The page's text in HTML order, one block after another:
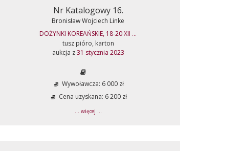
Nr Katalogowy 16.
Bronisław Wojciech Linke
DOŻYNKI KOREAŃSKIE, 18-20 XII ...
tusz pióro, karton
aukcja z31 stycznia 2023
Wywoławcza: 6 000 zł
Cena uzyskana: 6 200 zł
... więcej ...